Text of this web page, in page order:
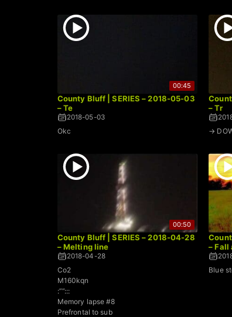
00:45
County Bluff | SERIES – 2018-05-03
– Te
2018-05-03
Okc
– Tr
→
00:50
County Bluff | SERIES – 2018-04-28
– Melting line
2018-04-28
Co2
M160kqn
:””:::
Memory lapse #8
Prefrontal to sub
– Fall
Blue